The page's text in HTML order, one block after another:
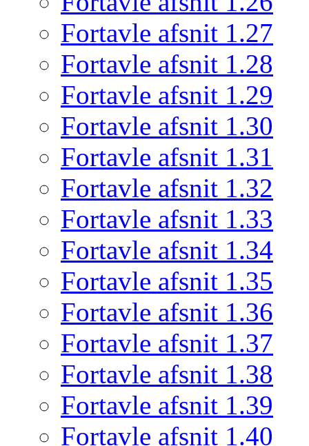
Fortavle afsnit 1.27
Fortavle afsnit 1.28
Fortavle afsnit 1.29
Fortavle afsnit 1.30
Fortavle afsnit 1.31
Fortavle afsnit 1.32
Fortavle afsnit 1.33
Fortavle afsnit 1.34
Fortavle afsnit 1.35
Fortavle afsnit 1.36
Fortavle afsnit 1.37
Fortavle afsnit 1.38
Fortavle afsnit 1.39
Fortavle afsnit 1.40